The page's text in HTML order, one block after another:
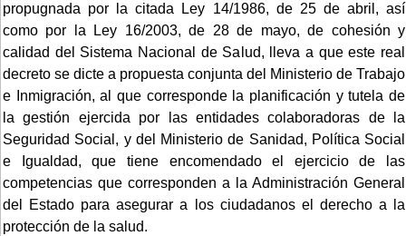
propugnada por la citada Ley 14/1986, de 25 de abril, así
como por la Ley 16/2003, de 28 de mayo, de cohesión y
calidad del Sistema Nacional de Salud, lleva a que este real
decreto se dicte a propuesta conjunta del Ministerio de Trabajo
e Inmigración, al que corresponde la planificación y tutela de
la gestión ejercida por las entidades colaboradoras de la
Seguridad Social, y del Ministerio de Sanidad, Política Social
e Igualdad, que tiene encomendado el ejercicio de las
competencias que corresponden a la Administración General
del Estado para asegurar a los ciudadanos el derecho a la
protección de la salud.